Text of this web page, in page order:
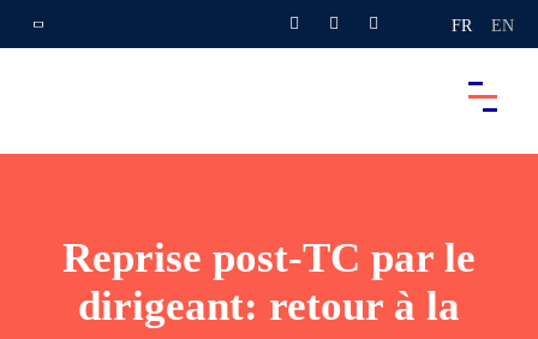
FR EN
Reprise post-TC par le
dirigeant: retour à la